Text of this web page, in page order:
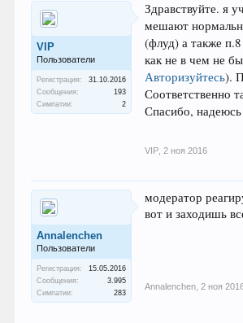
VIP
Пользователи
Регистрация:
31.10.2016
Сообщения:
193
Симпатии:
2
Здравствуйте. я
мешают
(флуд) а также
как не в чем не
Авторизуйтесь).
Соответственно
Спасибо, надеюсь
VIP 2 ноя 2016
Annalenchen
Пользователи
Регистрация:
15.05.2016
Сообщения:
3.995
Симпатии:
283
модератор
вот и заходишь
Annalenchen 2 ноя